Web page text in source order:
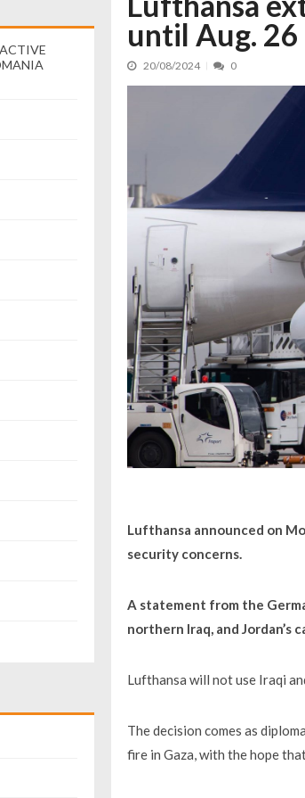
Am creat, până în prezent, peste 5.000 de noi locuri
modernă pentru Alba: 40 de locuri noi la Zlatna prin
și flagrant în Neamț: canabis descoperit într-un colet și
Apărării Naționale participă la efortul național pentru
de pânã la 7,50% la ediția FIDELIS din luna august
pune în consultare publică proiectul Catalogului național al
until Aug. 26
20/08/2024 0
Lufthansa announced on
security concerns.
A statement from the
northern Iraq, and Jordan’s
Lufthansa will not use Iraqi
The decision comes as
fire in Gaza, with the hope